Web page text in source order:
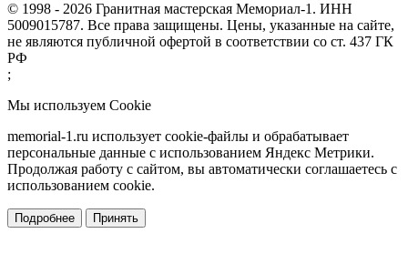
© 1998 - 2026 Гранитная мастерская Мемориал-1. ИНН
5009015787. Все права защищены. Цены, указанные на сайте,
не являются публичной офертой в соответствии со ст. 437 ГК
РФ
;
Мы используем Cookie
memorial-1.ru использует cookie-файлы и обрабатывает
персональные данные с использованием Яндекс Метрики.
Продолжая работу с сайтом, вы автоматически соглашаетесь с
использованием cookie.
Подробнее Принять